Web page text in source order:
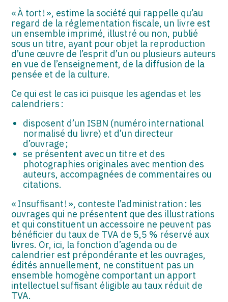
« À tort ! », estime la société qui rappelle qu’au
regard de la réglementation fiscale, un livre est
un ensemble imprimé, illustré ou non, publié
sous un titre, ayant pour objet la reproduction
d’une œuvre de l’esprit d’un ou plusieurs auteurs
en vue de l’enseignement, de la diffusion de la
pensée et de la culture.
Ce qui est le cas ici puisque les agendas et les
calendriers :
disposent d’un ISBN (numéro international
normalisé du livre) et d’un directeur
d’ouvrage ;
se présentent avec un titre et des
photographies originales avec mention des
auteurs, accompagnées de commentaires ou
citations.
« Insuffisant ! », conteste l’administration : les
ouvrages qui ne présentent que des illustrations
et qui constituent un accessoire ne peuvent pas
bénéficier du taux de TVA de 5,5 % réservé aux
livres. Or, ici, la fonction d’agenda ou de
calendrier est prépondérante et les ouvrages,
édités annuellement, ne constituent pas un
ensemble homogène comportant un apport
intellectuel suffisant éligible au taux réduit de
TVA.